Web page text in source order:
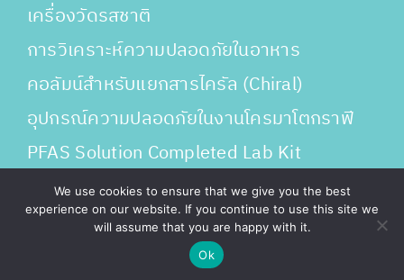
เครื่องวัดรสชาติ
การวิเคราะห์ความปลอดภัยในอาหาร
คอลัมน์สำหรับแยกสารไครัล (Chiral)
อุปกรณ์ความปลอดภัยในงานโครมาโตกราฟี
PFAS Solution Completed Lab Kit
วิทยาศาสตร์ชีวภาพ & ตัวอย่างชีวภาพ
We use cookies to ensure that we give you the best
experience on our website. If you continue to use this site we
will assume that you are happy with it.
Ok